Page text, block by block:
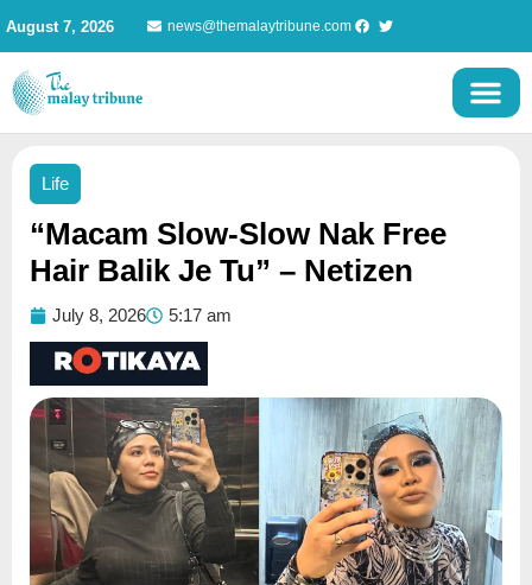
content
August 7, 2026 news@themalaytribune.com
Life
“Macam Slow-Slow Nak Free
Hair Balik Je Tu” – Netizen
July 8, 2026 5:17 am